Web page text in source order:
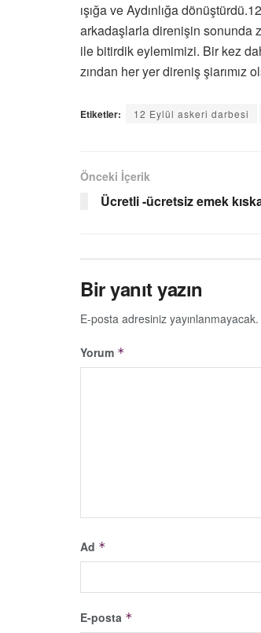
ışığa ve Aydınlığa
arkadaşlarla direnişin sonunda
ile bitirdik eylemimizi. Bir kez
zından her yer direniş şiarımız
Etiketler: 12 Eylül askeri darbesi
Önceki İçerik
Ücretli -ücretsiz emek
Bir yanıt yazın
E-posta adresiniz yayınlanmayacak.
Yorum *
Ad *
E-posta *